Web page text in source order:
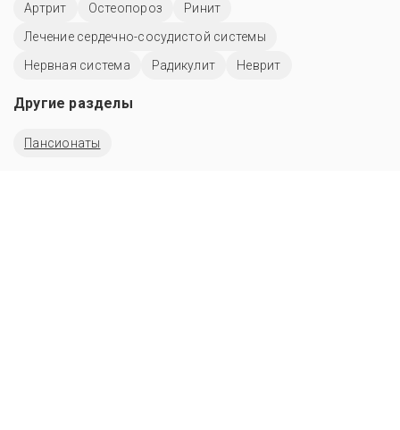
Артрит
Остеопороз
Ринит
Лечение сердечно-сосудистой системы
Нервная система
Радикулит Неврит
Другие разделы
Пансионаты